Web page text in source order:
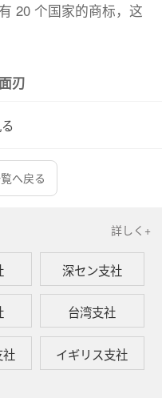
20 个国家的商标，这
刃
也必须具备“马德里体
转让将无法完成。
哪国人，只要符合该国
商标卖给特定地区公司
活。
力的关键
へ戻る
詳しく+
深セン支社
台湾支社
社 イギリス支社